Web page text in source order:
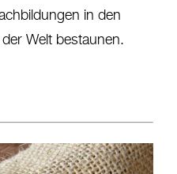
in den
Welt bestaunen.